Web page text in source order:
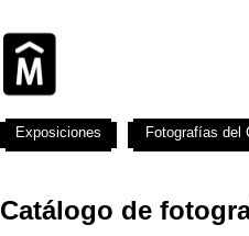
Catálogo de
Exposiciones Fotografías del